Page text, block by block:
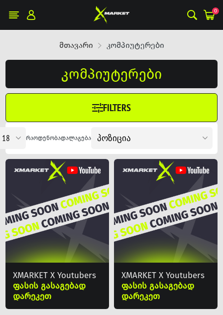
0
მთავარი კომპიუტერები
კომპიუტერები
FILTERS
დალაგება
რაოდენობა
XMARKET X Youtubers
ფასის გასაგებად
დარეკეთ
XMARKET X Youtubers
ფასის გასაგებად
დარეკეთ